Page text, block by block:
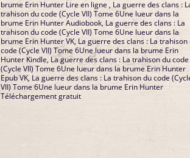
brume Erin Hunter Lire en ligne , La guerre des clans :
trahison du code (Cycle VII) Tome 6Une lueur dans la
brume Erin Hunter Audiobook, La guerre des clans : La
trahison du code (Cycle VII) Tome 6Une lueur dans la
brume Erin Hunter VK, La guerre des clans : La trahison
code (Cycle VII) Tome 6Une lueur dans la brume Erin
Hunter Kindle, La guerre des clans : La trahison du code
(Cycle VII) Tome 6Une lueur dans la brume Erin Hunter
Epub VK, La guerre des clans : La trahison du code
VII) Tome 6Une lueur dans la brume Erin Hunter
Téléchargement gratuit